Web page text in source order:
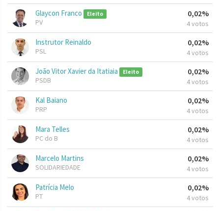
Glaycon Franco Eleito
PV
0,02%
4 votos
Instrutor Reinaldo
PSL
0,02%
4 votos
João Vitor Xavier da Itatiaia Eleito
PSDB
0,02%
4 votos
Kal Baiano
PRP
0,02%
4 votos
Mara Telles
PC do B
0,02%
4 votos
Marcelo Martins
SOLIDARIEDADE
0,02%
4 votos
Patrícia Melo
PT
0,02%
4 votos